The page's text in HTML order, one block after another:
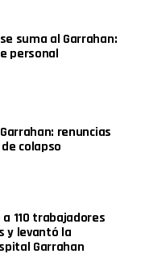
suma al Garrahan:
personal
renuncias
colapso
110 trabajadores
y levantó la
Garrahan